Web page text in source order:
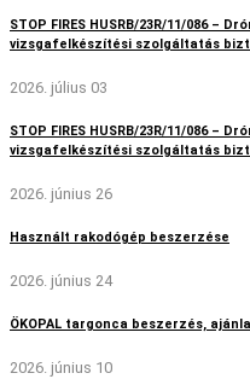
STOP FIRES HUSRB/23R/11/086 –
vizsgafelkészítési szolgáltatás
2026. július 03
STOP FIRES HUSRB/23R/11/086 –
vizsgafelkészítési szolgáltatás
2026. június 26
Használt rakodógép beszerzése
2026. június 24
ÖKOPAL targonca beszerzés,
2026. június 10